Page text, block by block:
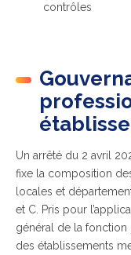
contrôles
Un arrêté du 2 avril
fixe la composition
locales et
et C. Pris pour
général de la fonction
des établissements